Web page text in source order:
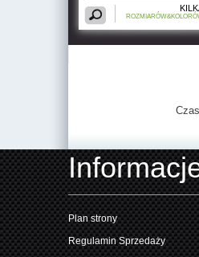
Plan strony
Regulamin Sprzedaży